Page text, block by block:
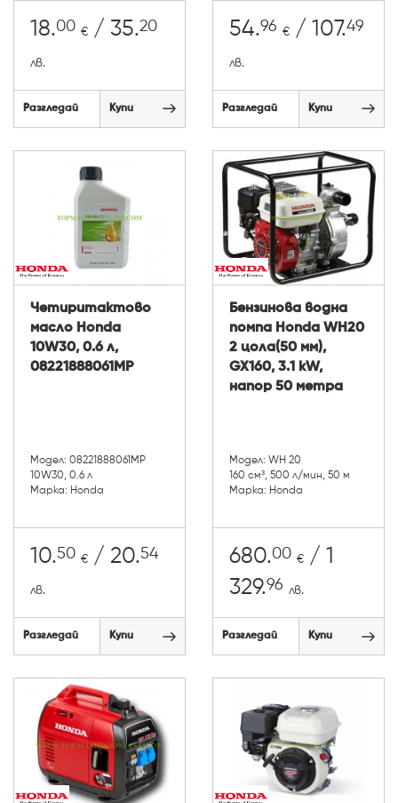
18.00 € / 35.20
лв.
Разгледай Купи
54.96 € / 107.49
лв.
Разгледай Купи
Четиритактово
масло Honda
10W30, 0.6 л,
08221888061MP
Модел: 08221888061MP
10W30, 0.6 л
Марка: Honda
10.50 € / 20.54
лв.
Разгледай Купи
Бензинова водна
помпа Honda WH20
2 цола(50 мм),
GX160, 3.1 kW,
напор 50 метра
Модел: WH 20
160 см³, 500 л/мин, 50 м
Марка: Honda
680.00 € / 1
329.96 лв.
Разгледай Купи